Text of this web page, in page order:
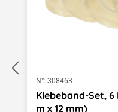
N°: 308463
Klebeband-Set,
m x 12 mm)